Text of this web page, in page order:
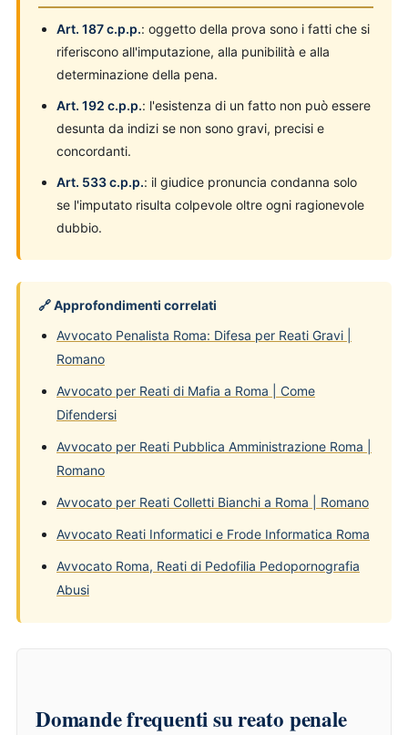
Art. 187 c.p.p.: oggetto della prova sono i fatti che si
riferiscono all'imputazione, alla punibilità e alla
determinazione della pena.
Art. 192 c.p.p.: l'esistenza di un fatto non può essere
desunta da indizi se non sono gravi, precisi e
concordanti.
Art. 533 c.p.p.: il giudice pronuncia condanna solo
se l'imputato risulta colpevole oltre ogni ragionevole
dubbio.
🔗 Approfondimenti correlati
Avvocato Penalista Roma: Difesa per Reati Gravi |
Romano
Avvocato per Reati di Mafia a Roma | Come
Difendersi
Avvocato per Reati Pubblica Amministrazione Roma |
Romano
Avvocato per Reati Colletti Bianchi a Roma | Romano
Avvocato Reati Informatici e Frode Informatica Roma
Avvocato Roma, Reati di Pedofilia Pedopornografia
Abusi
Domande frequenti su reato penale